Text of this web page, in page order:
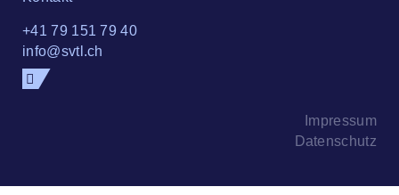
+41 79 151 79 40
info@svtl.ch
Impressum
Datenschutz